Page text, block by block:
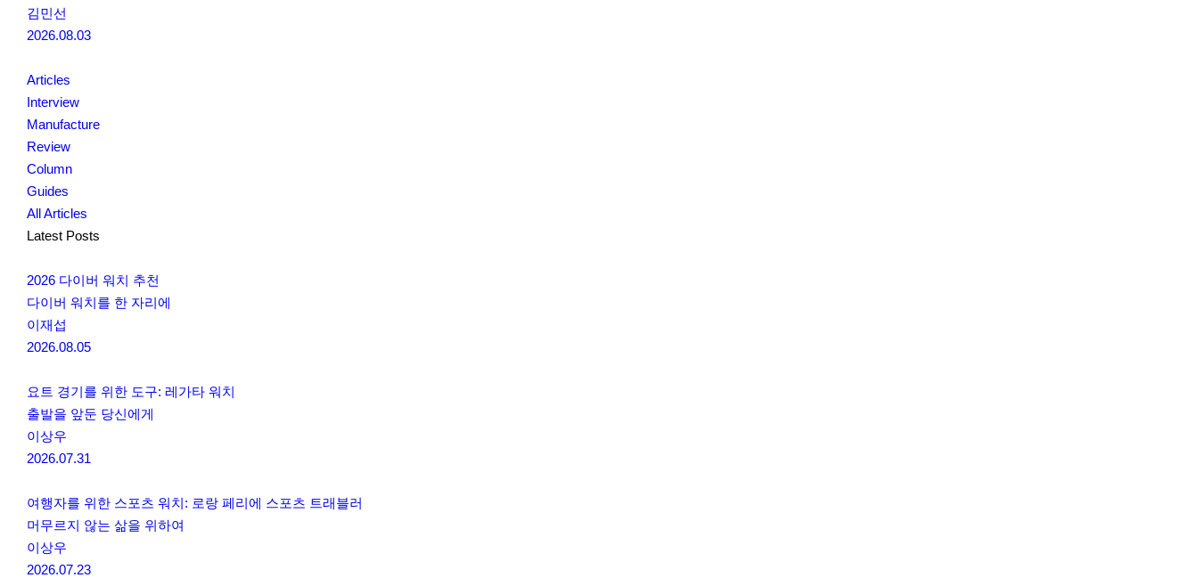
김민선
2026.08.03
Articles
Interview
Manufacture
Review
Column
Guides
All Articles
Latest Posts
2026 다이버 워치 추천
다이버 워치를 한 자리에
이재섭
2026.08.05
요트 경기를 위한 도구: 레가타 워치
출발을 앞둔 당신에게
이상우
2026.07.31
여행자를 위한 스포츠 워치: 로랑 페리에 스포츠 트래블러
머무르지 않는 삶을 위하여
이상우
2026.07.23